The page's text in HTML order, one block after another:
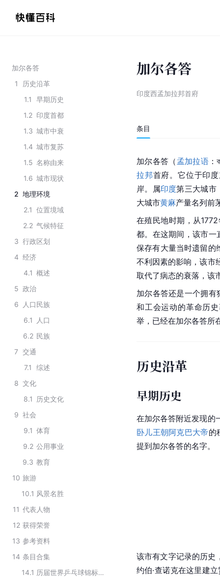
加尔各答
1
历史沿革
1.1
早期历史
1.2 印度首都
1.3 城市中衰
1.4 城市复苏
1.5 名称由来
1.6 城市现状
2 地理环境
2.1 位置境域
2.2 气候特征
3 行政区划
4 经济
4.1 概述
5 政治
6
人口民族
6.1
人口
6.2 民族
7 交通
7.1
综述
8 文化
8.1
历史文化
9 社会
9.1 体育
9.2 公用事业
9.3 教育
10 旅游
10.1 风景名胜
11 代表人物
12 获得荣誉
13 参考资料
14 条目合集
14.1
历届世界乒乓球锦标赛的举办城市
加尔各答
印度西孟加拉邦首府
条目
加尔各答（ 孟加拉语 ：
拉邦首府。它位于印度
岸。属印度第三大城市
大城市黄麻产量名列前
在殖民地时期，从
都。在这期间，该市一
保存有大量当时遗留的
不利因素的影响，该市
取代了病态的衰落，该
加尔各答还是一个拥有
和工会运动的革命历
举，已经在加尔各答所
历史沿革
早期历史
在加尔各答附近发现的
卧儿王朝阿克巴大帝的
提到加尔各答的名字。
该市有文字记录的历史
约伯·查诺克在这里建